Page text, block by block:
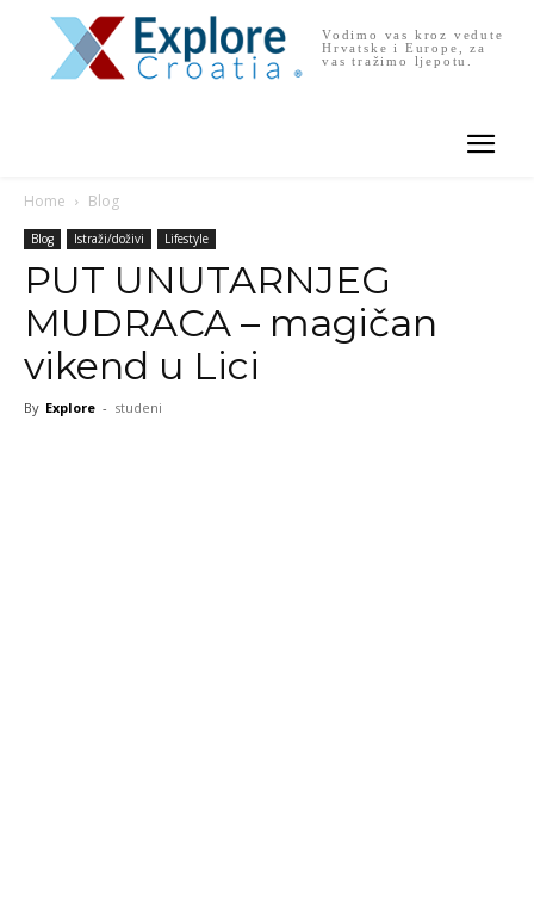
Vodimo vas kroz vedute
Hrvatske i Europe, za
vas tražimo ljepotu.
Home Blog
Blog Istraži/doživi Lifestyle
PUT UNUTARNJEG
MUDRACA – magičan
vikend u Lici
By Explore - studeni